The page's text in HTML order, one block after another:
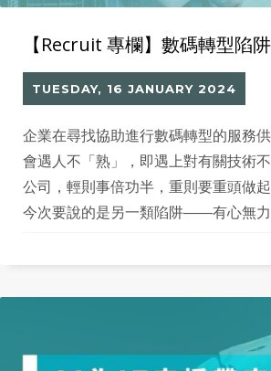
【Recruit 專欄】數碼轉型陷
TUESDAY, 16 JANUARY 2024
企業在尋找協助進行數碼轉型的服務
會遇人不「熟」，即遇上對有關技術
公司，輕則事倍功半，重則要重頭做
今次要說的是另一類陷阱——有心無力